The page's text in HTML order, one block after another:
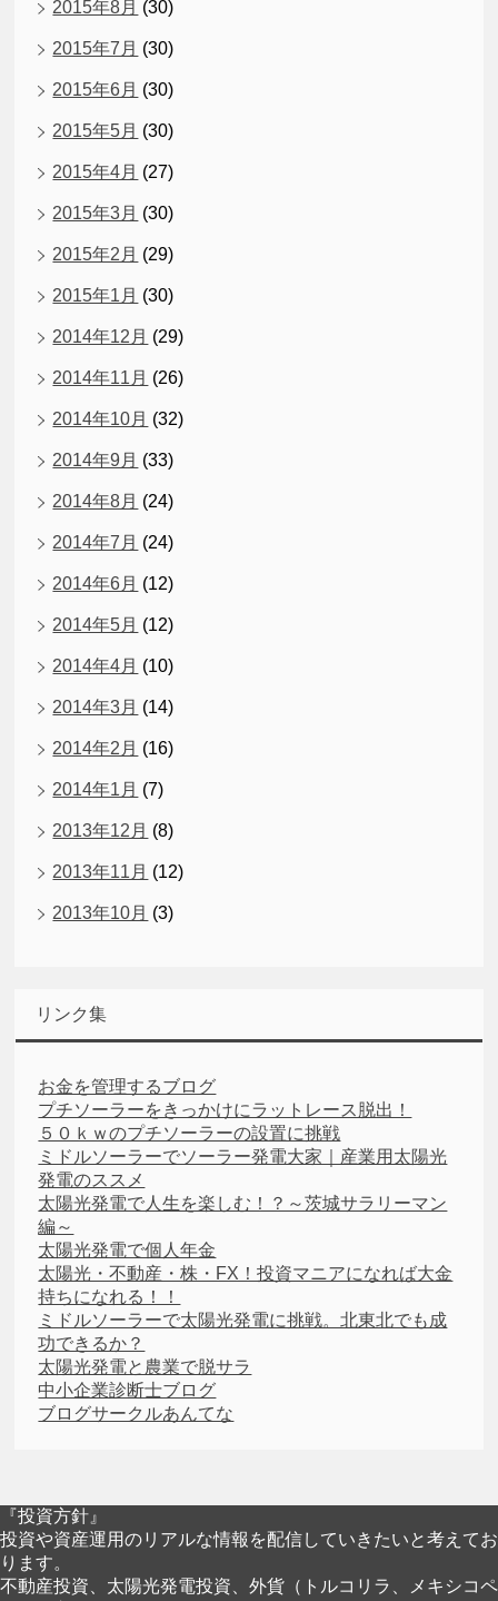
2015年8月 (30)
2015年7月 (30)
2015年6月 (30)
2015年5月 (30)
2015年4月 (27)
2015年3月 (30)
2015年2月 (29)
2015年1月 (30)
2014年12月 (29)
2014年11月 (26)
2014年10月 (32)
2014年9月 (33)
2014年8月 (24)
2014年7月 (24)
2014年6月 (12)
2014年5月 (12)
2014年4月 (10)
2014年3月 (14)
2014年2月 (16)
2014年1月 (7)
2013年12月 (8)
2013年11月 (12)
2013年10月 (3)
リンク集
お金を管理するブログ
プチソーラーをきっかけにラットレース脱出！
５０ｋｗのプチソーラーの設置に挑戦
ミドルソーラーでソーラー発電大家｜産業用太陽光
発電のススメ
太陽光発電で人生を楽しむ！？～茨城サラリーマン
編～
太陽光発電で個人年金
太陽光・不動産・株・FX！投資マニアになれば大金
持ちになれる！！
ミドルソーラーで太陽光発電に挑戦。北東北でも成
功できるか？
太陽光発電と農業で脱サラ
中小企業診断士ブログ
ブログサークルあんてな
『投資方針』
投資や資産運用のリアルな情報を配信していきたいと考えてお
ります。
不動産投資、太陽光発電投資、外貨（トルコリラ、メキシコペ